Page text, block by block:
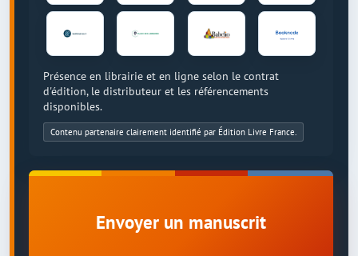
Présence en librairie et en ligne selon le contrat
d'édition, le distributeur et les référencements
disponibles.
Contenu partenaire clairement identifié par Édition Livre France.
Envoyer un manuscrit